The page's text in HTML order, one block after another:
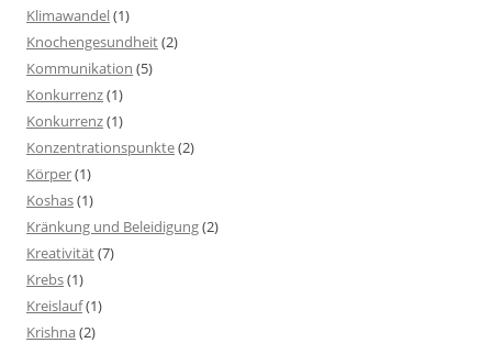
Klimawandel(1)
Knochengesundheit(2)
Kommunikation (5)
Konkurrenz(1)
Konkurrenz(1)
Konzentrationspunkte(2)
Körper(1)
Koshas(1)
Kränkung und Beleidigung(2)
Kreativität(7)
Krebs(1)
Kreislauf(1)
Krishna(2)